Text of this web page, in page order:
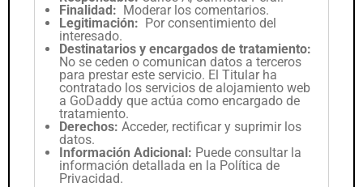
Finalidad: Moderar los comentarios.
Legitimación: Por consentimiento del
interesado.
Destinatarios y encargados de tratamiento:
No se ceden o comunican datos a terceros
para prestar este servicio. El Titular ha
contratado los servicios de alojamiento web
a GoDaddy que actúa como encargado de
tratamiento.
Derechos: Acceder, rectificar y suprimir los
datos.
Información Adicional: Puede consultar la
información detallada en la Política de
Privacidad.